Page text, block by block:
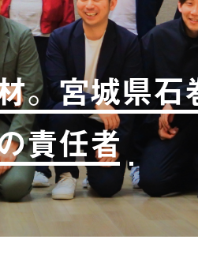
。宮城県石
責任者